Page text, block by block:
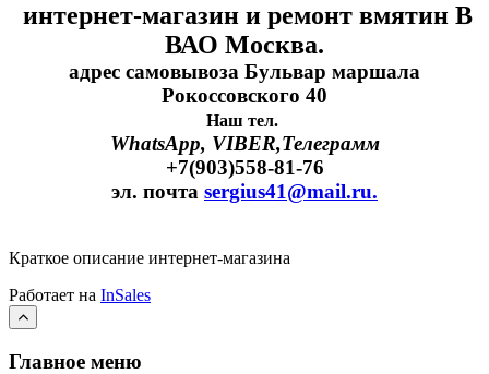
интернет-магазин и ремонт вмятин В
ВАО Москва.
адрес самовывоза Бульвар маршала
Рокоссовского 40
Наш тел.
WhatsApp, VIBER,Телеграмм
+7(903)558-81-76
эл. почта sergius41@mail.ru.
Краткое описание интернет-магазина
Работает на InSales
Главное меню